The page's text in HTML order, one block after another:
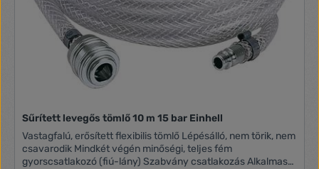
Sűrített levegős tömlő 10 m 15 bar Einhell
Vastagfalú, erősített flexibilis tömlő Lépésálló, nem törik, nem
csavarodik Mindkét végén minőségi, teljes fém
gyorscsatlakozó (fiú-lány) Szabvány csatlakozás Alkalmas